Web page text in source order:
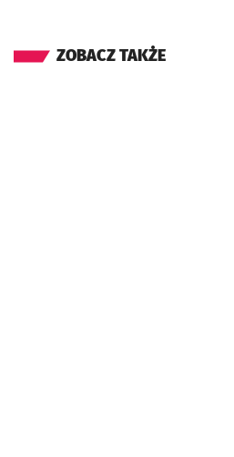
ZOBACZ TAKŻE